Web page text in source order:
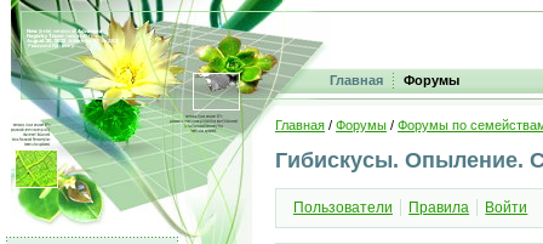
Главная Форумы
Главная / Форумы / Форумы по
Гибискусы. Опыление.
Пользователи Правила Войти